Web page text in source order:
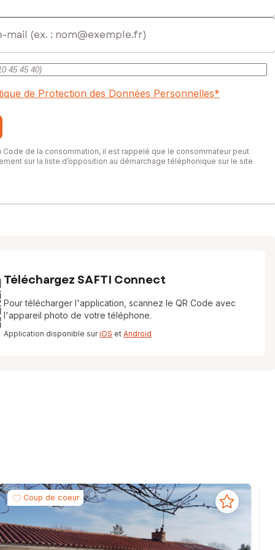
de Protection des Données Personnelles*
Code de la consommation, il est rappelé que le consommateur peut
sur la liste d’opposition au démarchage téléphonique sur le site
Téléchargez SAFTI Connect
Pour télécharger l'application, scannez le QR Code avec
l'appareil photo de votre téléphone.
Application disponible suriOS et Android
Coup de coeur